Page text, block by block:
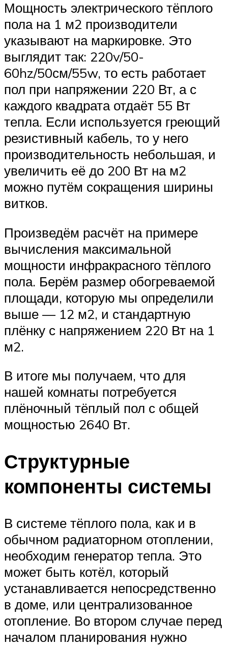
Мощность электрического тёплого
пола на 1 м2 производители
указывают на маркировке. Это
выглядит так: 220v/50-
60hz/50см/55w, то есть работает
пол при напряжении 220 Вт, а с
каждого квадрата отдаёт 55 Вт
тепла. Если используется греющий
резистивный кабель, то у него
производительность небольшая, и
увеличить её до 200 Вт на м2
можно путём сокращения ширины
витков.
Произведём расчёт на примере
вычисления максимальной
мощности инфракрасного тёплого
пола. Берём размер обогреваемой
площади, которую мы определили
выше — 12 м2, и стандартную
плёнку с напряжением 220 Вт на 1
м2.
В итоге мы получаем, что для
нашей комнаты потребуется
плёночный тёплый пол с общей
мощностью 2640 Вт.
Структурные
компоненты системы
В системе тёплого пола, как и в
обычном радиаторном отоплении,
необходим генератор тепла. Это
может быть котёл, который
устанавливается непосредственно
в доме, или централизованное
отопление. Во втором случае перед
началом планирования нужно